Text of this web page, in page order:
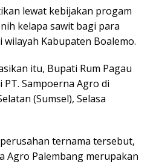
lewat kebijakan progam
kelapa sawit bagi para
Kabupaten Boalemo.
itu, Bupati Rum Pagau
Sampoerna Agro di
(Sumsel), Selasa
ternama tersebut,
Agro Palembang merupakan